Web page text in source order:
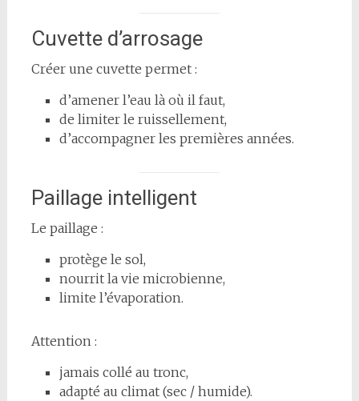
Cuvette d’arrosage
Créer une cuvette permet :
d’amener l’eau là où il faut,
de limiter le ruissellement,
d’accompagner les premières années.
Paillage intelligent
Le paillage :
protège le sol,
nourrit la vie microbienne,
limite l’évaporation.
Attention :
jamais collé au tronc,
adapté au climat (sec / humide).